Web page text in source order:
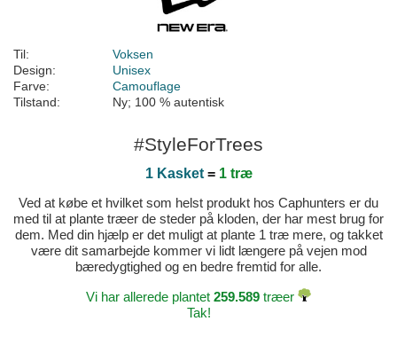
Til:
Voksen
Design:
Unisex
Farve:
Camouflage
Tilstand:
Ny; 100 % autentisk
#StyleForTrees
1 Kasket= 1 træ
Ved at købe et hvilket som helst produkt hos Caphunters er du
med til at plante træer de steder på kloden, der har mest brug for
dem. Med din hjælp er det muligt at plante 1 træ mere, og takket
være dit samarbejde kommer vi lidt længere på vejen mod
bæredygtighed og en bedre fremtid for alle.
Vi har allerede plantet 259.589 træer
Tak!